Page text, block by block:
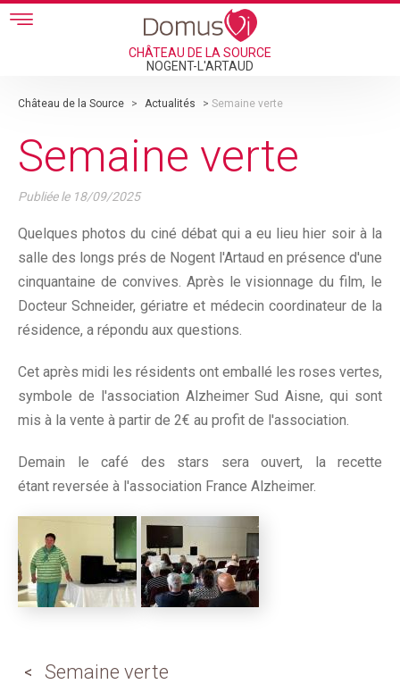
Skip to main content
CHÂTEAU DE LA SOURCE
NOGENT-L'ARTAUD
Château de la Source > Actualités > Semaine verte
Semaine verte
Publiée le 18/09/2025
Quelques photos du ciné débat qui a eu lieu hier soir à la
salle des longs prés de Nogent l'Artaud en présence d'une
cinquantaine de convives. Après le visionnage du film, le
Docteur Schneider, gériatre et médecin coordinateur de la
résidence, a répondu aux questions.
Cet après midi les résidents ont emballé les roses vertes,
symbole de l'association Alzheimer Sud Aisne, qui sont
mis à la vente à partir de 2€ au profit de l'association.
Demain le café des stars sera ouvert, la recette
étant reversée à l'association France Alzheimer.
Semaine verte